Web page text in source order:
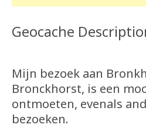
Geocache
Mijn bezoek aan
Bronckhorst, is een
ontmoeten, evenals
bezoeken.